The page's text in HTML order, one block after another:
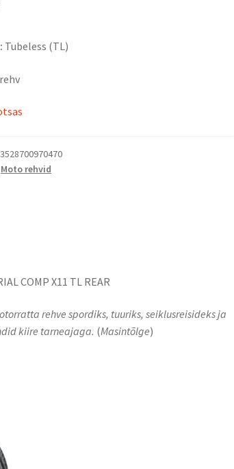
Tubeless (TL)
3528700970470
Moto rehvid
COMP X11 TL REAR
rehve spordiks, tuuriks, seiklusreisideks ja
kiire tarneajaga. (Masintõlge)